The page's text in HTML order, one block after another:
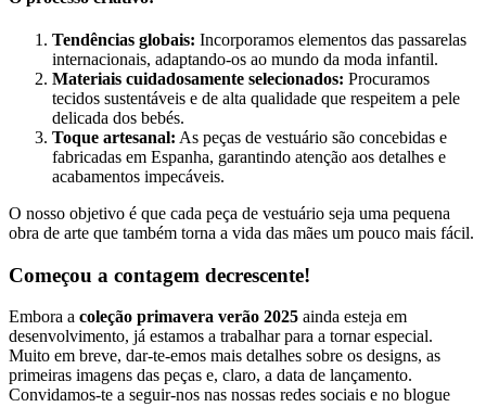
Tendências globais: Incorporamos elementos das passarelas
internacionais, adaptando-os ao mundo da moda infantil.
Materiais cuidadosamente selecionados: Procuramos
tecidos sustentáveis e de alta qualidade que respeitem a pele
delicada dos bebés.
Toque artesanal: As peças de vestuário são concebidas e
fabricadas em Espanha, garantindo atenção aos detalhes e
acabamentos impecáveis.
O nosso objetivo é que cada peça de vestuário seja uma pequena
obra de arte que também torna a vida das mães um pouco mais fácil.
Começou a contagem decrescente!
Embora a coleção primavera verão 2025 ainda esteja em
desenvolvimento, já estamos a trabalhar para a tornar especial.
Muito em breve, dar-te-emos mais detalhes sobre os designs, as
primeiras imagens das peças e, claro, a data de lançamento.
Convidamos-te a seguir-nos nas nossas redes sociais e no blogue